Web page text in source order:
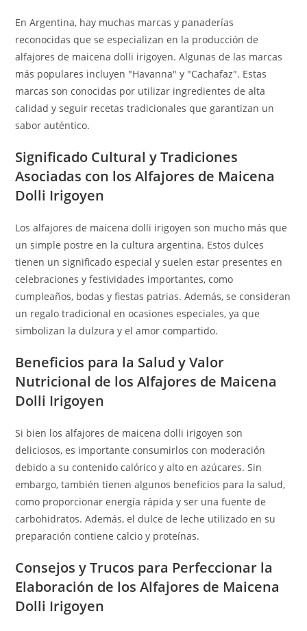
En Argentina, hay muchas marcas y panaderías
reconocidas que se especializan en la producción de
alfajores de maicena dolli irigoyen. Algunas de las marcas
más populares incluyen "Havanna" y "Cachafaz". Estas
marcas son conocidas por utilizar ingredientes de alta
calidad y seguir recetas tradicionales que garantizan un
sabor auténtico.
Significado Cultural y Tradiciones
Asociadas con los Alfajores de Maicena
Dolli Irigoyen
Los alfajores de maicena dolli irigoyen son mucho más que
un simple postre en la cultura argentina. Estos dulces
tienen un significado especial y suelen estar presentes en
celebraciones y festividades importantes, como
cumpleaños, bodas y fiestas patrias. Además, se consideran
un regalo tradicional en ocasiones especiales, ya que
simbolizan la dulzura y el amor compartido.
Beneficios para la Salud y Valor
Nutricional de los Alfajores de Maicena
Dolli Irigoyen
Si bien los alfajores de maicena dolli irigoyen son
deliciosos, es importante consumirlos con moderación
debido a su contenido calórico y alto en azúcares. Sin
embargo, también tienen algunos beneficios para la salud,
como proporcionar energía rápida y ser una fuente de
carbohidratos. Además, el dulce de leche utilizado en su
preparación contiene calcio y proteínas.
Consejos y Trucos para Perfeccionar la
Elaboración de los Alfajores de Maicena
Dolli Irigoyen